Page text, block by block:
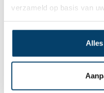
verzameld op basis van